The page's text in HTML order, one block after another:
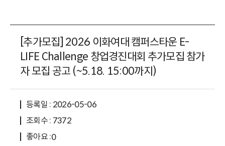
[추가모집] 2026 이화여대 캠퍼스타운 E-
LIFE Challenge 창업경진대회 추가모집 참가
자 모집 공고 (~5.18. 15:00까지)
등록일 : 2026-05-06
조회수 : 7372
좋아요 :0